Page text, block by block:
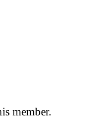
member.